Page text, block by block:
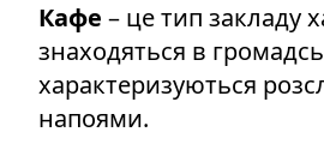
Кафе – це тип закладу
знаходяться в
характеризуються
напоями.